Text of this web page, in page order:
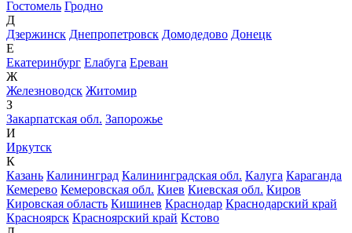
Гостомель Гродно
Д
Дзержинск Днепропетровск Домодедово Донецк
Е
Екатеринбург Елабуга Ереван
Ж
Железноводск Житомир
З
Закарпатская обл. Запорожье
И
Иркутск
К
Казань Калининград Калининградская обл. Калуга Караганда
Кемерево Кемеровская обл. Киев Киевская обл. Киров
Кировская область Кишинев Краснодар Краснодарский край
Красноярск Красноярский край Кстово